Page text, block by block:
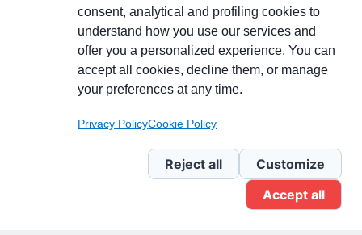
Partecipa alla discussione
Pagina Linkedin
Newsletter Linkedin
consent, analytical and profiling cookies to
understand how you use our services and
offer you a personalized experience. You can
accept all cookies, decline them, or manage
your preferences at any time.
Privacy PolicyCookie Policy
Reject all
Customize
Accept all